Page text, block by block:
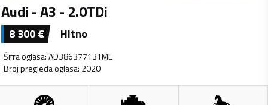
Audi - A3 - 2.0TDi
8 300€ Hitno
Šifra oglasa:AD386377131ME
Broj pregleda oglasa: 2020